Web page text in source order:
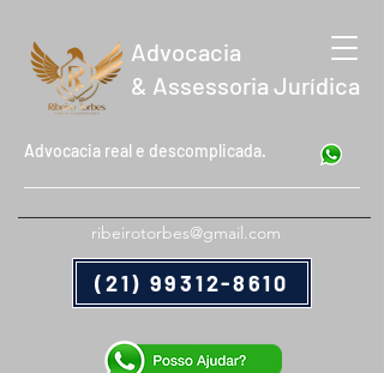
Advocacia
& Assessoria Jurídica
Advocacia real e descomplicada.
ribeirotorbes@gmail.com
(21) 99312-8610